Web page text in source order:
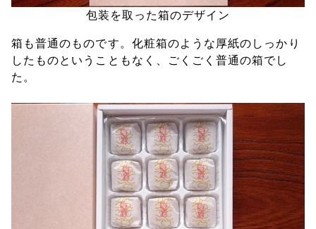
包装を取った箱のデザイン
箱も普通のものです。化粧箱のような厚紙のしっかり
したものということもなく、ごくごく普通の箱でし
た。